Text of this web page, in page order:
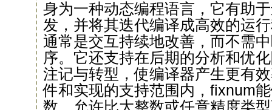
身为一种动态编程语言，它有助
发，并将其迭代编译成高效的运
通常是交互持续地改善，而不需
序。它还支持在后期的分析和优
注记与转型，使编译器产生更有
件和实现的支持范围内，fixnum
数，允许比大整数或任意精度类